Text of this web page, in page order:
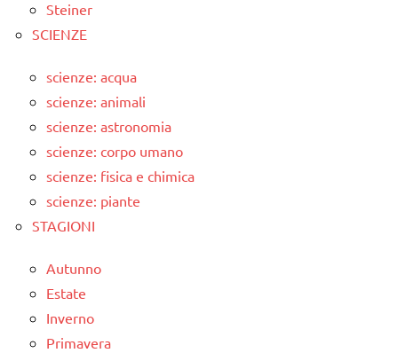
Steiner
SCIENZE
scienze: acqua
scienze: animali
scienze: astronomia
scienze: corpo umano
scienze: fisica e chimica
scienze: piante
STAGIONI
Autunno
Estate
Inverno
Primavera